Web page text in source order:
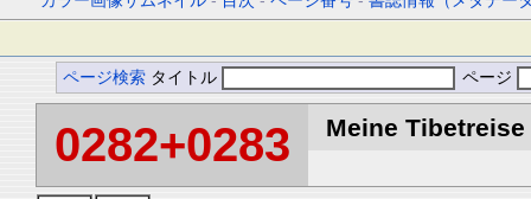
ページ検索 タイトル ページ
0282+0283 Meine